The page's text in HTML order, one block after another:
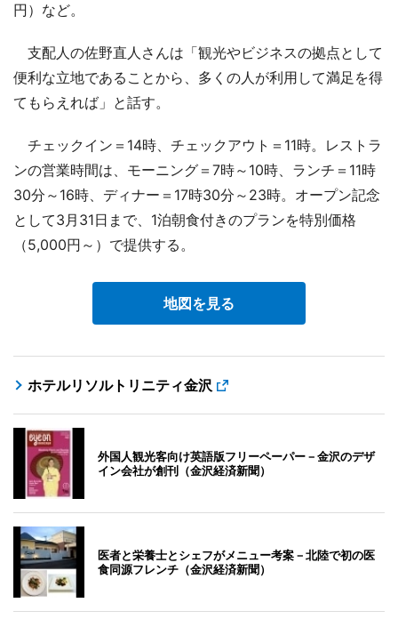
円）など。
支配人の佐野直人さんは「観光やビジネスの拠点として
便利な立地であることから、多くの人が利用して満足を得
てもらえれば」と話す。
チェックイン＝14時、チェックアウト＝11時。レストラ
ンの営業時間は、モーニング＝7時～10時、ランチ＝11時
30分～16時、ディナー＝17時30分～23時。オープン記念
として3月31日まで、1泊朝食付きのプランを特別価格
（5,000円～）で提供する。
地図を見る
ホテルリソルトリニティ金沢
外国人観光客向け英語版フリーペーパー－金沢のデザ
イン会社が創刊（金沢経済新聞）
医者と栄養士とシェフがメニュー考案－北陸で初の医
食同源フレンチ（金沢経済新聞）